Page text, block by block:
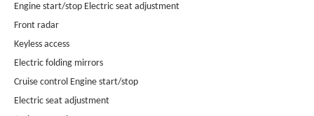
Engine start/stop Electric seat adjustment
Front radar
Keyless access
Electric folding mirrors
Cruise control Engine start/stop
Electric seat adjustment